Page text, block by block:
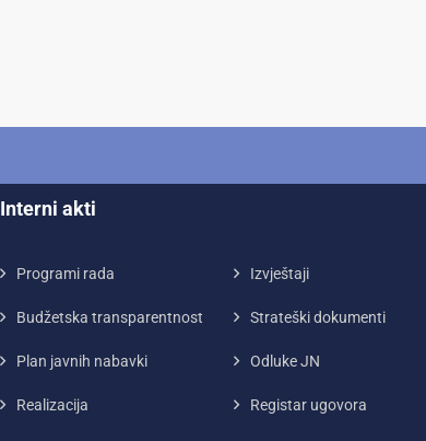
Interni akti
Programi rada Izvještaji
Budžetska transparentnost Strateški dokumenti
Plan javnih nabavki Odluke JN
Realizacija Registar ugovora